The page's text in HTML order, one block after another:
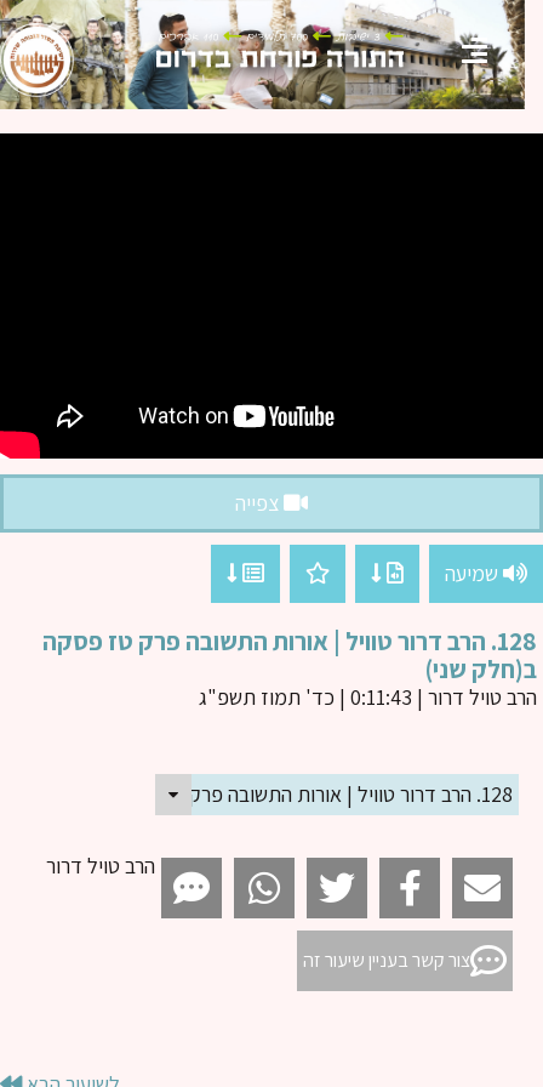
צפייה
שמיעה
128. הרב דרור טוויל | אורות התשובה פרק טז פסקה
שני)
טויל דרור| 0:11:43 | כד' תמוז תשפ"ג
128. הרב דרור טוויל | אורות התשובה פרק טז פסקה ב(חלק שני)
הרב טויל דרור
צור קשר בעניין שיעור זה